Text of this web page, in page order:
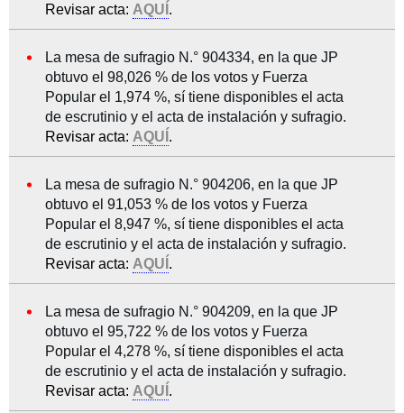
Revisar acta: AQUÍ .
La mesa de sufragio N.° 904334, en la que JP
obtuvo el 98,026 % de los votos y Fuerza
Popular el 1,974 %, sí tiene disponibles el acta
de escrutinio y el acta de instalación y sufragio.
Revisar acta: AQUÍ .
La mesa de sufragio N.° 904206, en la que JP
obtuvo el 91,053 % de los votos y Fuerza
Popular el 8,947 %, sí tiene disponibles el acta
de escrutinio y el acta de instalación y sufragio.
Revisar acta: AQUÍ .
La mesa de sufragio N.° 904209, en la que JP
obtuvo el 95,722 % de los votos y Fuerza
Popular el 4,278 %, sí tiene disponibles el acta
de escrutinio y el acta de instalación y sufragio.
Revisar acta: AQUÍ .